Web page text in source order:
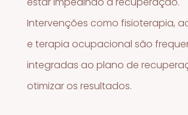
Intervenções como fisioterapia,
e terapia ocupacional são
integradas ao plano de
otimizar os resultados.